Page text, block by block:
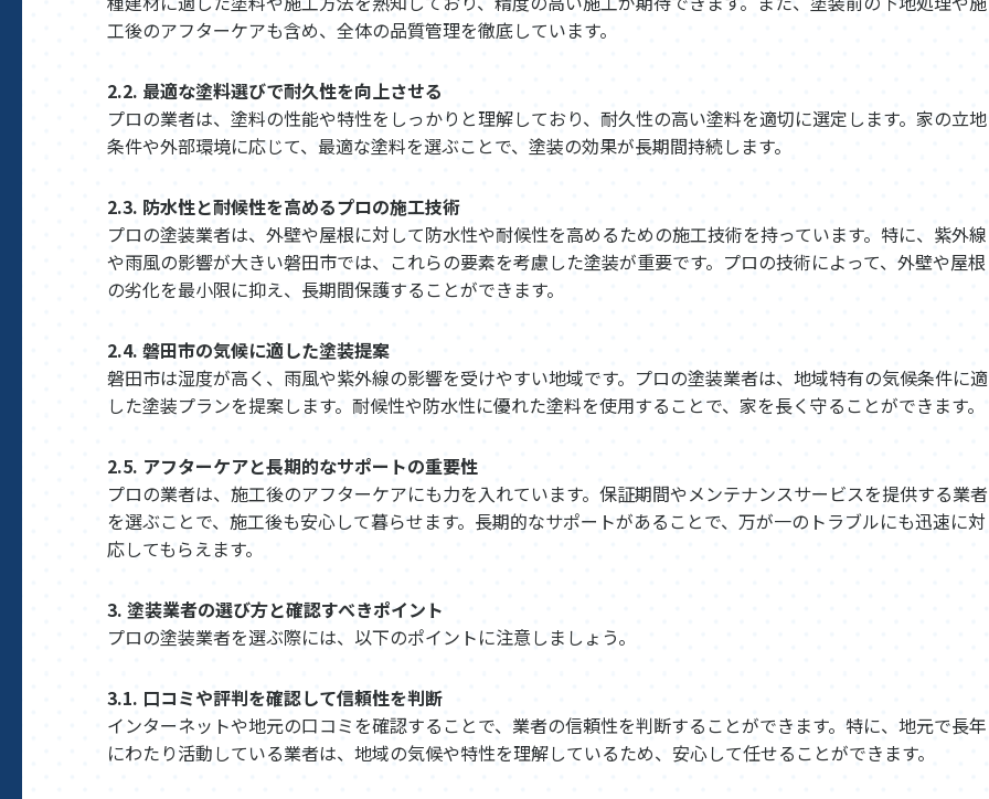
工後のアフターケアも含め、全体の品質管理を徹底しています。
2.2. 最適な塗料選びで耐久性を向上させる
プロの業者は、塗料の性能や特性をしっかりと理解しており、耐久性の高い塗料を適切に選定します。家の立地
条件や外部環境に応じて、最適な塗料を選ぶことで、塗装の効果が長期間持続します。
2.3. 防水性と耐候性を高めるプロの施工技術
プロの塗装業者は、外壁や屋根に対して防水性や耐候性を高めるための施工技術を持っています。特に、紫外線
や雨風の影響が大きい磐田市では、これらの要素を考慮した塗装が重要です。プロの技術によって、外壁や屋根
の劣化を最小限に抑え、長期間保護することができます。
2.4. 磐田市の気候に適した塗装提案
磐田市は湿度が高く、雨風や紫外線の影響を受けやすい地域です。プロの塗装業者は、地域特有の気候条件に適
した塗装プランを提案します。耐候性や防水性に優れた塗料を使用することで、家を長く守ることができます。
2.5. アフターケアと長期的なサポートの重要性
プロの業者は、施工後のアフターケアにも力を入れています。保証期間やメンテナンスサービスを提供する業者
を選ぶことで、施工後も安心して暮らせます。長期的なサポートがあることで、万が一のトラブルにも迅速に対
応してもらえます。
3. 塗装業者の選び方と確認すべきポイント
プロの塗装業者を選ぶ際には、以下のポイントに注意しましょう。
3.1. 口コミや評判を確認して信頼性を判断
インターネットや地元の口コミを確認することで、業者の信頼性を判断することができます。特に、地元で長年
にわたり活動している業者は、地域の気候や特性を理解しているため、安心して任せることができます。